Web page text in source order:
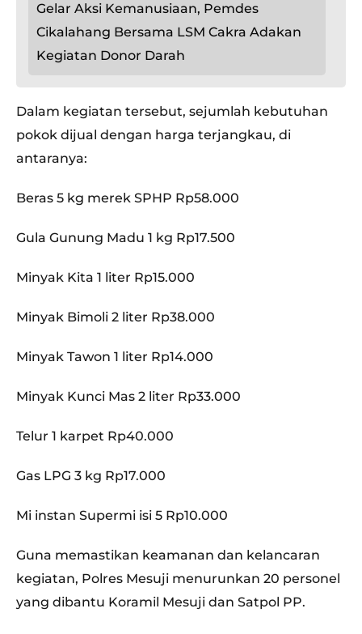
Gelar Aksi Kemanusiaan, Pemdes
Cikalahang Bersama LSM Cakra Adakan
Kegiatan Donor Darah
Dalam kegiatan tersebut, sejumlah kebutuhan
pokok dijual dengan harga terjangkau, di
antaranya:
Beras 5 kg merek SPHP Rp58.000
Gula Gunung Madu 1 kg Rp17.500
Minyak Kita 1 liter Rp15.000
Minyak Bimoli 2 liter Rp38.000
Minyak Tawon 1 liter Rp14.000
Minyak Kunci Mas 2 liter Rp33.000
Telur 1 karpet Rp40.000
Gas LPG 3 kg Rp17.000
Mi instan Supermi isi 5 Rp10.000
Guna memastikan keamanan dan kelancaran
kegiatan, Polres Mesuji menurunkan 20 personel
yang dibantu Koramil Mesuji dan Satpol PP.